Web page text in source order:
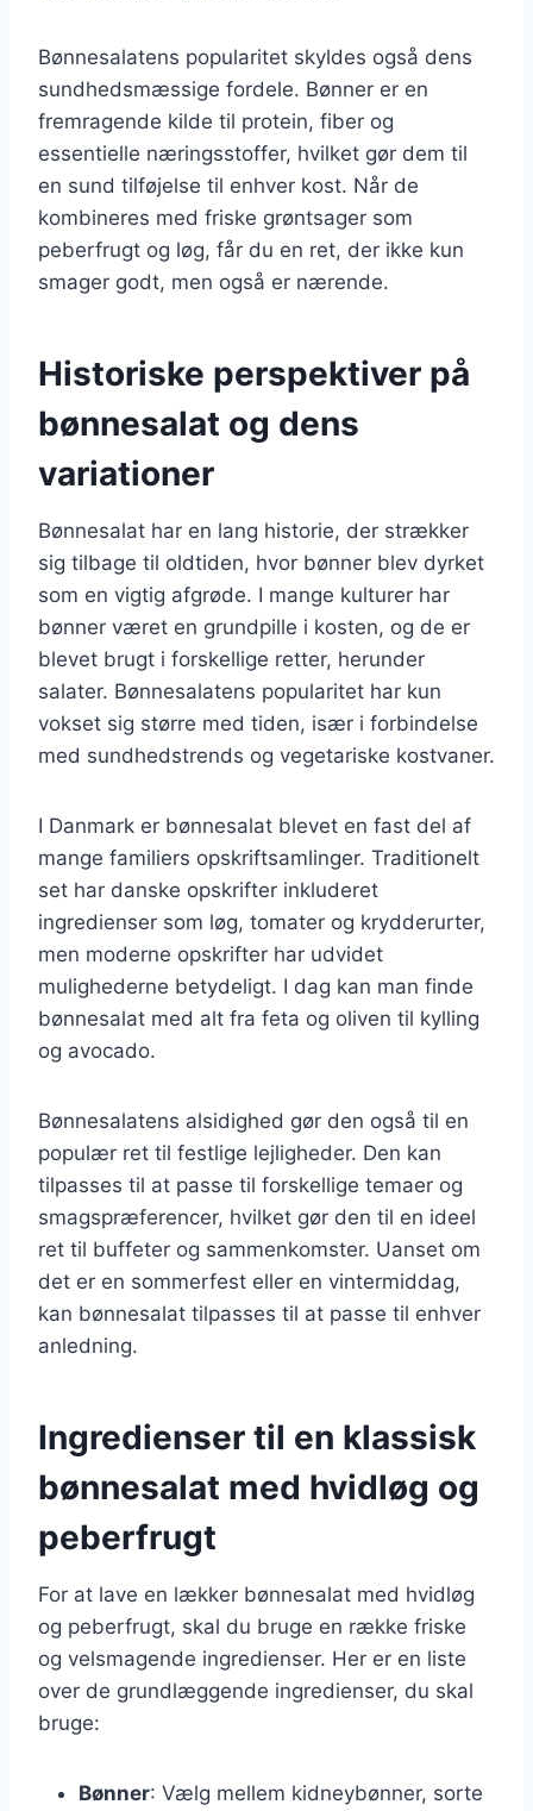
Bønnesalatens popularitet skyldes også dens
sundhedsmæssige fordele. Bønner er en
fremragende kilde til protein, fiber og
essentielle næringsstoffer, hvilket gør dem til
en sund tilføjelse til enhver kost. Når de
kombineres med friske grøntsager som
peberfrugt og løg, får du en ret, der ikke kun
smager godt, men også er nærende.
Historiske perspektiver på
bønnesalat og dens
variationer
Bønnesalat har en lang historie, der strækker
sig tilbage til oldtiden, hvor bønner blev dyrket
som en vigtig afgrøde. I mange kulturer har
bønner været en grundpille i kosten, og de er
blevet brugt i forskellige retter, herunder
salater. Bønnesalatens popularitet har kun
vokset sig større med tiden, især i forbindelse
med sundhedstrends og vegetariske kostvaner.
I Danmark er bønnesalat blevet en fast del af
mange familiers opskriftsamlinger. Traditionelt
set har danske opskrifter inkluderet
ingredienser som løg, tomater og krydderurter,
men moderne opskrifter har udvidet
mulighederne betydeligt. I dag kan man finde
bønnesalat med alt fra feta og oliven til kylling
og avocado.
Bønnesalatens alsidighed gør den også til en
populær ret til festlige lejligheder. Den kan
tilpasses til at passe til forskellige temaer og
smagspræferencer, hvilket gør den til en ideel
ret til buffeter og sammenkomster. Uanset om
det er en sommerfest eller en vintermiddag,
kan bønnesalat tilpasses til at passe til enhver
anledning.
Ingredienser til en klassisk
bønnesalat med hvidløg og
peberfrugt
For at lave en lækker bønnesalat med hvidløg
og peberfrugt, skal du bruge en række friske
og velsmagende ingredienser. Her er en liste
over de grundlæggende ingredienser, du skal
bruge:
Bønner: Vælg mellem kidneybønner, sorte